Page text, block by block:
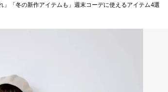
」「冬の新作アイテムも」週末コーデに使えるアイテム4選